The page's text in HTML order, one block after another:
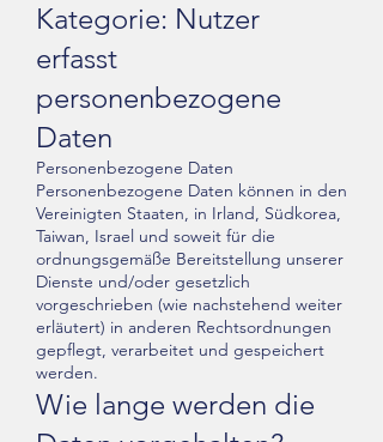
Kategorie: Nutzer
erfasst
personenbezogene
Daten
Personenbezogene Daten
Personenbezogene Daten können in den
Vereinigten Staaten, in Irland, Südkorea,
Taiwan, Israel und soweit für die
ordnungsgemäße Bereitstellung unserer
Dienste und/oder gesetzlich
vorgeschrieben (wie nachstehend weiter
erläutert) in anderen Rechtsordnungen
gepflegt, verarbeitet und gespeichert
werden.
Wie lange werden die